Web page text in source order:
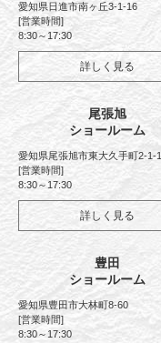
愛知県日進市南ヶ丘3-1-16
[営業時間]
8:30～17:30
詳しく見る
尾張旭
ショールーム
愛知県尾張旭市東大久手町2-1-1
[営業時間]
8:30～17:30
詳しく見る
豊田
ショールーム
愛知県豊田市大林町8-60
[営業時間]
8:30～17:30